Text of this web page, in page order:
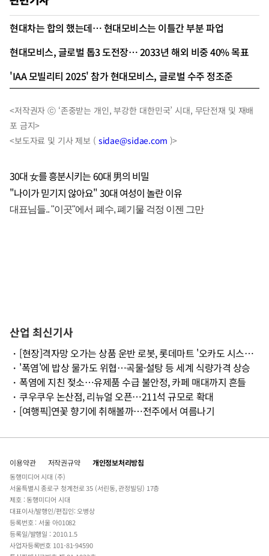
현대차는 합의 했는데… 현대모비스는 이틀간 부분 파업
현대모비스, 글로벌 톱3 도전장… 2033년 해외 비중 40% 목표
'IAA 모빌리티 2025' 참가 현대모비스, 글로벌 수주 정조준
<저작권자 ⓒ ‘존중받는 개인, 부강한 대한민국’ 시대, 무단전재 및 재배
포 금지>
<보도자료 및 기사 제보 ( sidae@sidae.com )>
30대 女를 흥분시키는 60대 男의 비밀
"나이가 믿기지 않아요" 30대 여성이 놀란 이유
산업 최신기사
・
[현장]격자망 오가는 상품 운반 로봇, 롯데마트 '오카도 시스템' 첫 공개
・ '폭염'에 밥상 물가도 위협…곡물·설탕 등 세계 식량가격 상승
・ 폭염에 지친 젖소…유제품 수급 불안정, 카페 매대까지 흔들
・ 쿠우쿠우 논산점, 리뉴얼 오픈…211석 규모로 확대
・ [여행픽]연꽃 향기에 취해볼까…전주에서 여름나기
이용약관 저작권규약 개인정보처리방침
동행미디어 시대 (주)
서울특별시 종로구 청계천로 35 (서린동, 관정빌딩) 17층
제호 : 동행미디어 시대
대표이사/발행인/편집인: 오병상
등록번호 : 서울 아01082
등록일/발행일 : 2010.1.5
사업자등록번호 101-81-94590